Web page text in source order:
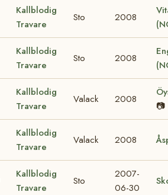
Kallblodig
Travare
Sto 2008
Kallblodig
Travare
Sto 2008
Kallblodig
Travare
Valack 2008
📷
Kallblodig
Travare
Valack 2008
Kallblodig
Travare
Sto
2007-
06-30